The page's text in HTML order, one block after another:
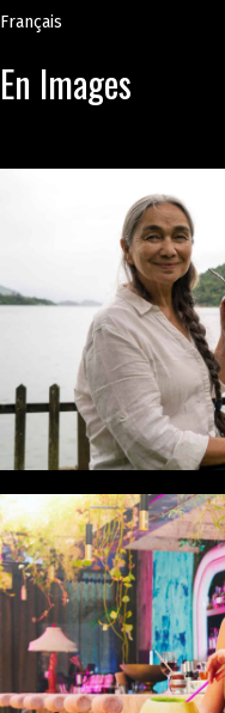
Français
En Images